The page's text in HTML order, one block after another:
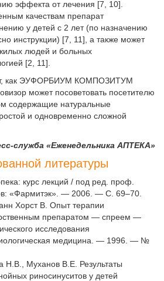
эффекта от лечения [7, 10].
качествам препарат
у детей с 2 лет (по назначению
инструкции) [7, 11], а также может
людей и больных
[2, 11].
как ЭУФОРБИУМ КОМПОЗИТУМ
может посоветовать посетителю
содержащие натуральные
и одновременно сложной
служба «Еженедельника АПТЕКА»
литературы
курс лекций / под ред. проф.
«Фармитэк». — 2006. — С. 69–70.
Хорст В. Опыт терапии
препаратом — спреем —
исследования
медицина. — 1996. — №
Н.В., Муханов В.Е. Результаты
риносинуситов у детей